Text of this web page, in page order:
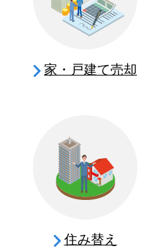
家・戸建て売却
住み替え